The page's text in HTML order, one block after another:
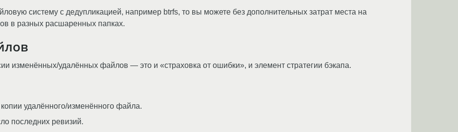
систему с дедупликацией, например btrfs, то вы можете без дополнительных затрат места на
в разных расшаренных папках.
изменённых/удалённых файлов — это и «страховка от ошибки», и элемент стратегии бэкапа.
удалённого/изменённого файла.
последних ревизий.